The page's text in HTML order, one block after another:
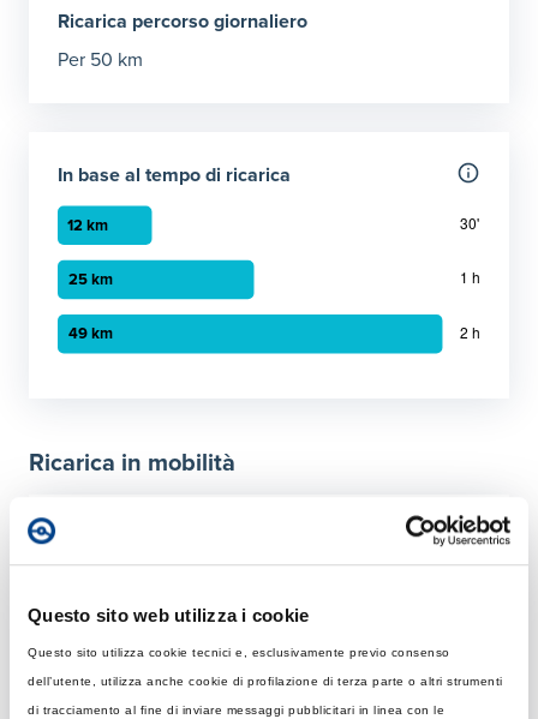
Questo sito web utilizza i cookie
Questo sito utilizza cookie tecnici e, esclusivamente previo consenso
dell’utente, utilizza anche cookie di profilazione di terza parte o altri strumenti
di tracciamento al fine di inviare messaggi pubblicitari in linea con le
Ricarica percorso giornaliero
Per 50 km
In base al tempo di ricarica
2 ora:49 km
Ricarica in mobilità
Per 50 km
Rapida
Tempo di ricarica con 22 kW
Ultraveloce